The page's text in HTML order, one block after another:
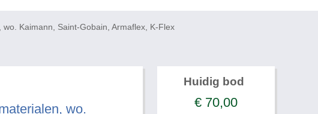
Kaimann, Saint-Gobain, Armaflex, K-Flex
wo.
Huidig bod
€ 70,00